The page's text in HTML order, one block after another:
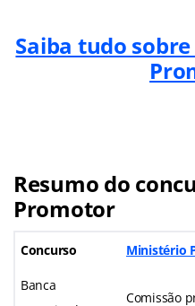
Saiba tudo
Resumo do
Promotor
Concurso Ministério
Banca
Comissão